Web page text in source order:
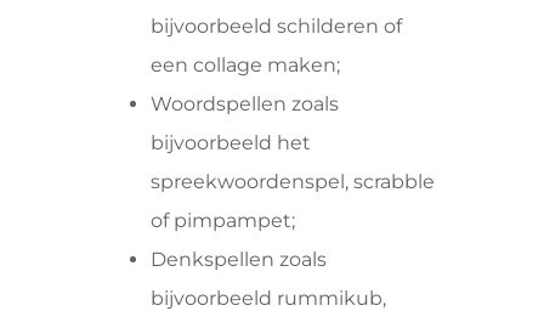
bijvoorbeeld schilderen of
een collage maken;
Woordspellen zoals
bijvoorbeeld het
spreekwoordenspel, scrabble
of pimpampet;
Denkspellen zoals
bijvoorbeeld rummikub,